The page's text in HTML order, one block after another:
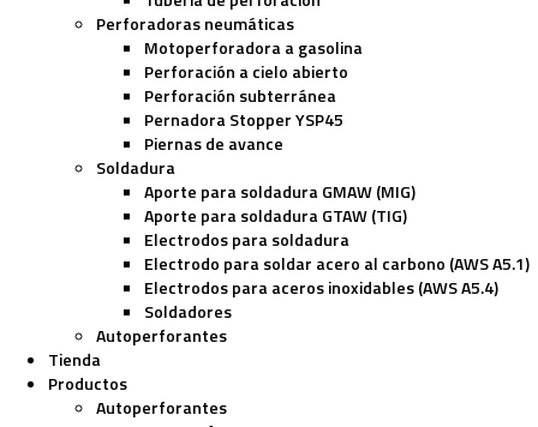
Perforadoras neumáticas
Motoperforadora a gasolina
Perforación a cielo abierto
Perforación subterránea
Pernadora Stopper YSP45
Piernas de avance
Soldadura
Aporte para soldadura GMAW (MIG)
Aporte para soldadura GTAW (TIG)
Electrodos para soldadura
Electrodo para soldar acero al carbono (AWS A5.1)
Electrodos para aceros inoxidables (AWS A5.4)
Soldadores
Autoperforantes
Tienda
Productos
Autoperforantes